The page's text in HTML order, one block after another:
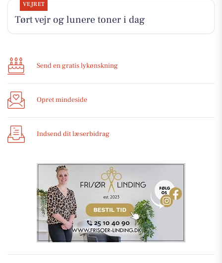
VEJRET
Tørt vejr og lunere toner i dag
Send en gratis lykønskning
Opret mindeside
Indsend dit læserbidrag